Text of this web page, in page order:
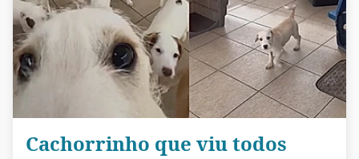
Cachorrinho que viu todos